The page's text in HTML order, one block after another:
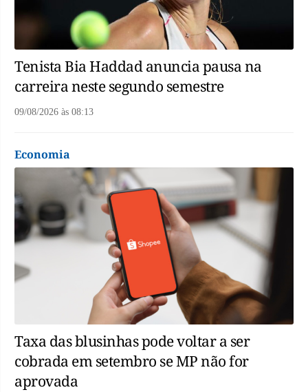
Tenista Bia Haddad anuncia pausa na
carreira neste segundo semestre
09/08/2026 às 08:13
Economia
Taxa das blusinhas pode voltar a ser
cobrada em setembro se MP não for
aprovada